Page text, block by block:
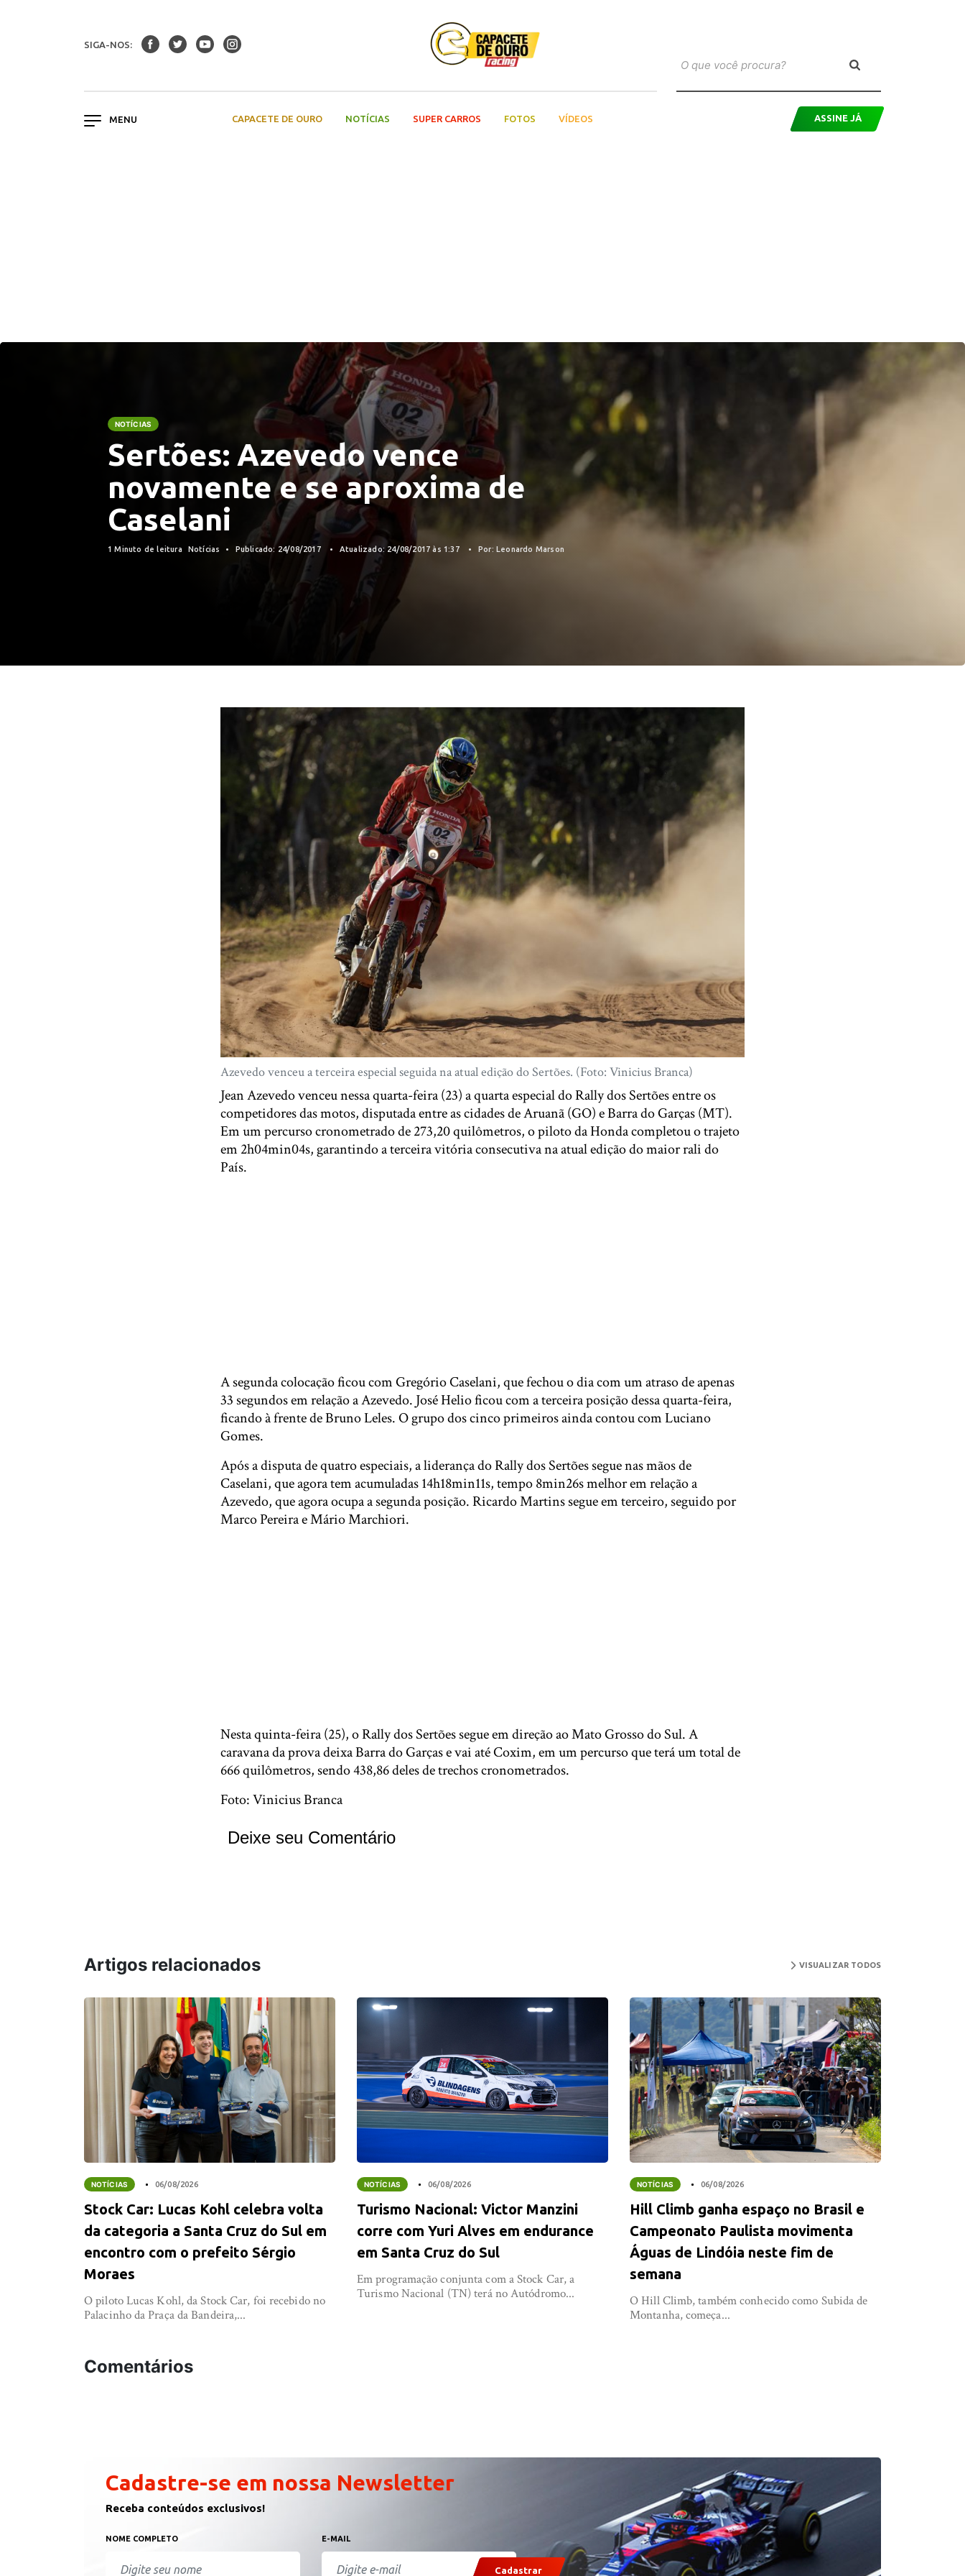
SIGA-NOS:
CAPACETE DE OURO NOTÍCIAS SUPER CARROS FOTOS VÍDEOS ASSINE JÁ
NOTÍCIAS
Sertões: Azevedo vence
novamente e se aproxima de
Caselani
1 Minuto de leitura Notícias Publicado: 24/08/2017 Atualizado: 24/08/2017 às 1:37 Por: Leonardo Marson
Azevedo venceu a terceira especial seguida na atual edição do Sertões. (Foto: Vinicius Branca)
Jean Azevedo venceu nessa quarta-feira (23) a quarta especial do Rally dos Sertões entre os
competidores das motos, disputada entre as cidades de Aruanã (GO) e Barra do Garças (MT).
Em um percurso cronometrado de 273,20 quilômetros, o piloto da Honda completou o trajeto
em 2h04min04s, garantindo a terceira vitória consecutiva na atual edição do maior rali do
País.
A segunda colocação ficou com Gregório Caselani, que fechou o dia com um atraso de apenas
33 segundos em relação a Azevedo. José Helio ficou com a terceira posição dessa quarta-feira,
ficando à frente de Bruno Leles. O grupo dos cinco primeiros ainda contou com Luciano
Gomes.
Após a disputa de quatro especiais, a liderança do Rally dos Sertões segue nas mãos de
Caselani, que agora tem acumuladas 14h18min11s, tempo 8min26s melhor em relação a
Azevedo, que agora ocupa a segunda posição. Ricardo Martins segue em terceiro, seguido por
Marco Pereira e Mário Marchiori.
Nesta quinta-feira (25), o Rally dos Sertões segue em direção ao Mato Grosso do Sul. A
caravana da prova deixa Barra do Garças e vai até Coxim, em um percurso que terá um total de
666 quilômetros, sendo 438,86 deles de trechos cronometrados.
Foto: Vinicius Branca
Deixe seu Comentário
Artigos relacionados VISUALIZAR TODOS
NOTÍCIAS 06/08/2026
Stock Car: Lucas Kohl celebra volta
da categoria a Santa Cruz do Sul em
encontro com o prefeito Sérgio
Moraes
O piloto Lucas Kohl, da Stock Car, foi recebido no
Palacinho da Praça da Bandeira,...
NOTÍCIAS 06/08/2026
Turismo Nacional: Victor Manzini
corre com Yuri Alves em endurance
em Santa Cruz do Sul
Em programação conjunta com a Stock Car, a
Turismo Nacional (TN) terá no Autódromo...
NOTÍCIAS 06/08/2026
Hill Climb ganha espaço no Brasil e
Campeonato Paulista movimenta
Águas de Lindóia neste fim de
semana
O Hill Climb, também conhecido como Subida de
Montanha, começa...
Comentários
Cadastre-se em nossa Newsletter
Receba conteúdos exclusivos!
NOME COMPLETO E-MAIL
Cadastrar